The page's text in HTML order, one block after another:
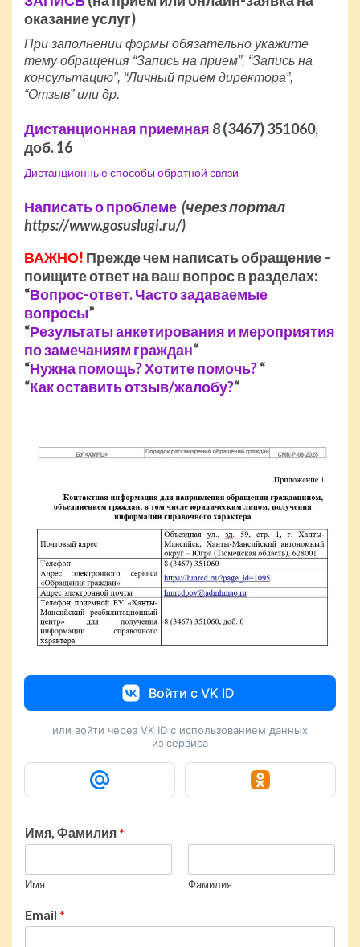
оказание услуг)
При заполнении формы обязательно укажите
тему обращения “Запись на прием”, “Запись на
консультацию”, “Личный прием директора”,
“Отзыв” или др.
Дистанционная приемная 8 (3467) 351060,
доб. 16
Дистанционные способы обратной связи
Написать о проблеме (через портал
https://www.gosuslugi.ru/)
ВАЖНО! Прежде чем написать обращение –
поищите ответ на ваш вопрос в разделах:
“Вопрос-ответ. Часто задаваемые
вопросы”
“Результаты анкетирования и мероприятия
по замечаниям граждан“
“Нужна помощь? Хотите помочь?“
“Как оставить отзыв/жалобу?“
Войти с VK ID
или войти через VK ID с использованием данных
из сервиса
Имя, Фамилия*
Имя Фамилия
Email *